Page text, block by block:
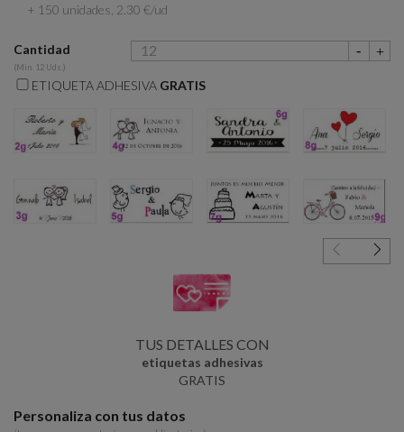
+ 150 unidades, 2.30 €/ud
Cantidad
(Min. 12 Uds.)
ETIQUETA ADHESIVA GRATIS
TUS DETALLES CON
etiquetas adhesivas
GRATIS
Personaliza con tus datos